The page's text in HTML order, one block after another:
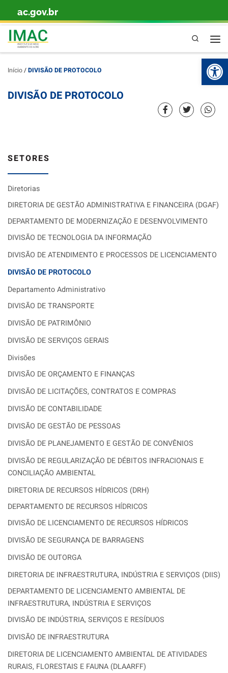
Skip to content
ac.gov.br
Pesquisa
Início/DIVISÃO DE PROTOCOLO
DIVISÃO DE PROTOCOLO
SETORES
Diretorias
DIRETORIA DE GESTÃO ADMINISTRATIVA E FINANCEIRA (DGAF)
DEPARTAMENTO DE MODERNIZAÇÃO E DESENVOLVIMENTO
DIVISÃO DE TECNOLOGIA DA INFORMAÇÃO
DIVISÃO DE ATENDIMENTO E PROCESSOS DE LICENCIAMENTO
DIVISÃO DE PROTOCOLO
Departamento Administrativo
DIVISÃO DE TRANSPORTE
DIVISÃO DE PATRIMÔNIO
DIVISÃO DE SERVIÇOS GERAIS
Divisões
DIVISÃO DE ORÇAMENTO E FINANÇAS
DIVISÃO DE LICITAÇÕES, CONTRATOS E COMPRAS
DIVISÃO DE CONTABILIDADE
DIVISÃO DE GESTÃO DE PESSOAS
DIVISÃO DE PLANEJAMENTO E GESTÃO DE CONVÊNIOS
DIVISÃO DE REGULARIZAÇÃO DE DÉBITOS INFRACIONAIS E
CONCILIAÇÃO AMBIENTAL
DIRETORIA DE RECURSOS HÍDRICOS (DRH)
DEPARTAMENTO DE RECURSOS HÍDRICOS
DIVISÃO DE LICENCIAMENTO DE RECURSOS HÍDRICOS
DIVISÃO DE SEGURANÇA DE BARRAGENS
DIVISÃO DE OUTORGA
DIRETORIA DE INFRAESTRUTURA, INDÚSTRIA E SERVIÇOS (DIIS)
DEPARTAMENTO DE LICENCIAMENTO AMBIENTAL DE
INFRAESTRUTURA, INDÚSTRIA E SERVIÇOS
DIVISÃO DE INDÚSTRIA, SERVIÇOS E RESÍDUOS
DIVISÃO DE INFRAESTRUTURA
DIRETORIA DE LICENCIAMENTO AMBIENTAL DE ATIVIDADES
RURAIS, FLORESTAIS E FAUNA (DLAARFF)